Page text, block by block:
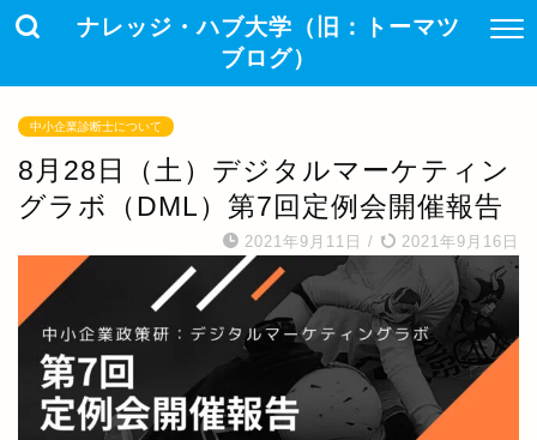
ナレッジ・ハブ大学（旧：トーマツ
ブログ）
中小企業診断士について
8月28日（土）デジタルマーケティン
グラボ（DML）第7回定例会開催報告
2021年9月11日 / 2021年9月16日